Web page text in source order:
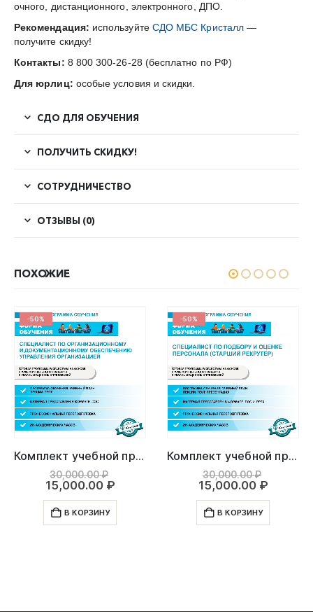
очного, дистанционного, электронного, ДПО.
Рекомендация: используйте СДО МБС Кристалл—
получите скидку!
Контакты: 8 800 300-26-28 (бесплатно по РФ)
Для юрлиц: особые условия и скидки.
СДО ДЛЯ ОБУЧЕНИЯ
ПОЛУЧИТЬ СКИДКУ!
СОТРУДНИЧЕСТВО
ОТЗЫВЫ (0)
ПОХОЖИЕ
-50%
Комплект учебной программы “Специалист по организационному и документационному обеспечению управления организацией”
30,000.00₽
Первоначальная
цена
30,000.00 ₽.
15,000.00 ₽Текущая
В КОРЗИНУ
-50%
Комплект учебной программы “Специалист по подбору и оценке персонала (Старший рекрутер)”
30,000.00₽
цена
15,000.00 ₽
В КОРЗИНУ